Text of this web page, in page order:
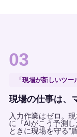
03
「現場が新しいツ
現場の仕事は、
入力作業はゼロ。
に『AIがこう予測
ときに現場を守る"